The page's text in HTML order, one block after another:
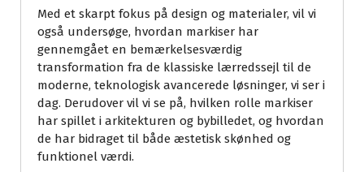
Med et skarpt fokus på design og materialer, vil vi
også undersøge, hvordan markiser har
gennemgået en bemærkelsesværdig
transformation fra de klassiske lærredssejl til de
moderne, teknologisk avancerede løsninger, vi ser i
dag. Derudover vil vi se på, hvilken rolle markiser
har spillet i arkitekturen og bybilledet, og hvordan
de har bidraget til både æstetisk skønhed og
funktionel værdi.